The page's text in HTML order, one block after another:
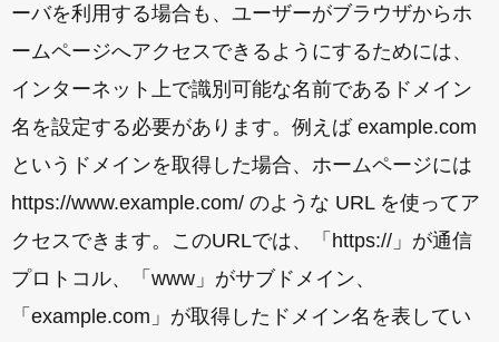
ーバを利用する場合も、ユーザーがブラウザからホ
ームページへアクセスできるようにするためには、
インターネット上で識別可能な名前であるドメイン
名を設定する必要があります。例えば example.com
というドメインを取得した場合、ホームページには
https://www.example.com/ のような URL を使ってア
クセスできます。このURLでは、「https://」が通信
プロトコル、「www」がサブドメイン、
「example.com」が取得したドメイン名を表してい